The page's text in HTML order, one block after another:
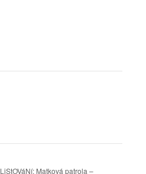
LiStOVáNí: Matková patrola –